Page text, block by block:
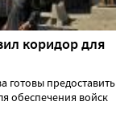
коридор для
готовы предоставить
обеспечения войск